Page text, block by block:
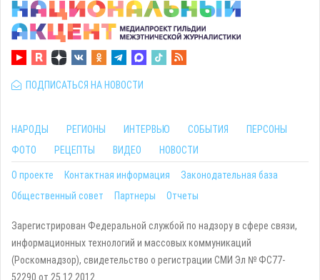
ПОДПИСАТЬСЯ НА НОВОСТИ
НАРОДЫ РЕГИОНЫ ИНТЕРВЬЮ СОБЫТИЯ
ПЕРСОНЫ
ФОТО
РЕЦЕПТЫ ВИДЕО НОВОСТИ
О проекте Контактная информация
Законодательная база
Общественный совет
Партнеры Отчеты
Зарегистрирован Федеральной службой по надзору в сфере связи,
информационных технологий и массовых коммуникаций
(Роскомнадзор), свидетельство о регистрации СМИ Эл № ФС77-
52290 от 25.12.2012.